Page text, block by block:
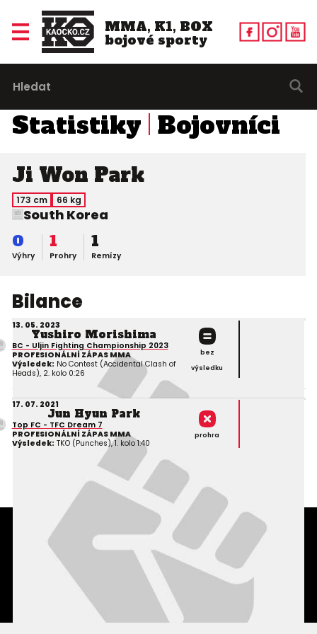
MMA, K1, BOX
bojové sporty
Statistiky Bojovníci
Ji Won Park
173 cm 66 kg
South Korea
Výhry
0
Prohry
1
Remízy
1
Bilance
13. 05. 2023
Yushiro Morishima
BC - Uljin Fighting Championship 2023
PROFESIONÁLNÍ ZÁPAS MMA
Výsledek: No Contest (Accidental Clash of
Heads), 2. kolo 0:26
bez
výsledku
17. 07. 2021
Jun Hyun Park
Top FC - TFC Dream 7
PROFESIONÁLNÍ ZÁPAS MMA
Výsledek: TKO (Punches), 1. kolo 1:40
prohra
Podmínky užití webového rozhraní
Souhlas s používáním osobních údajů
Statistiky
Kontakty